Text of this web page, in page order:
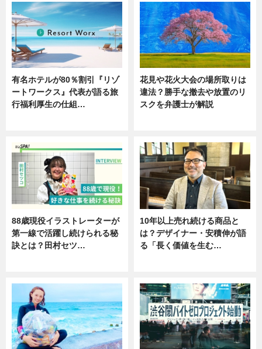
有名ホテルが80％割引『リゾ
ートワークス』代表が語る旅
行福利厚生の仕組…
花見や花火大会の場所取りは
違法？勝手な撤去や放置のリ
スクを弁護士が解説
88歳現役イラストレーターが
第一線で活躍し続けられる秘
訣とは？田村セツ…
10年以上売れ続ける商品と
は？デザイナー・安積伸が語
る「長く価値を生む…